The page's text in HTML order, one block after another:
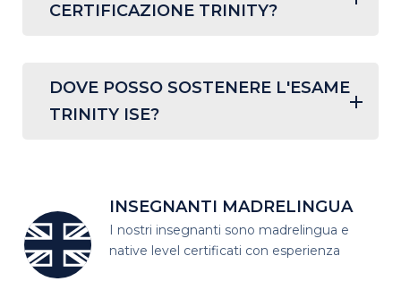
CERTIFICAZIONE TRINITY?
DOVE POSSO SOSTENERE L'ESAME
TRINITY ISE?
INSEGNANTI MADRELINGUA
I nostri insegnanti sono madrelingua e
native level certificati con esperienza